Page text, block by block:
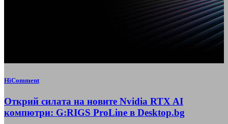
HiComment
Открий силата на новите Nvidia RTX AI
компютри: G:RIGS ProLine в Desktop.bg